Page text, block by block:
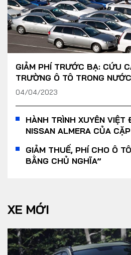
GIẢM PHÍ TRƯỚC BẠ: CỨU
TRƯỜNG Ô TÔ TRONG
04/04/2023
HÀNH TRÌNH XUYÊN VIỆT
NISSAN ALMERA CỦA
GIẢM THUẾ, PHÍ CHO Ô
BẰNG CHỦ NGHĨA”
XE MỚI